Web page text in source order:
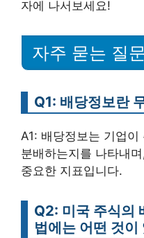
자에 나서보세요!
자주 묻는 질
Q1: 배당정보란
A1: 배당정보는 기업
분배하는지를 나타내
중요한 지표입니다.
Q2: 미국 주식의
법에는 어떤 것이